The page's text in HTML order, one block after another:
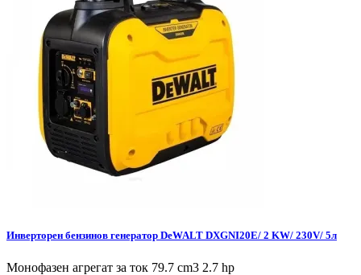
Инверторен бензинов генератор DeWALT DXGNI20E/ 2 KW/ 230V/ 5л
Монофазен агрегат за ток 79.7 cm3 2.7 hp